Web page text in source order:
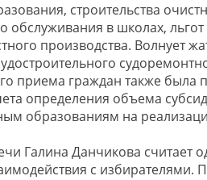
строительства
обслуживания в школах, льгот
производства. Волнует
приема граждан также была
определения объема
образованиям на
Галина Данчикова считает
с избирателями.